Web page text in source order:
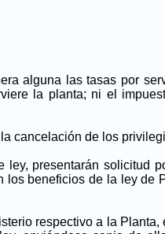
alguna las tasas por
la planta; ni el
cancelación de los
presentarán solicitud
beneficios de la ley
respectivo a la